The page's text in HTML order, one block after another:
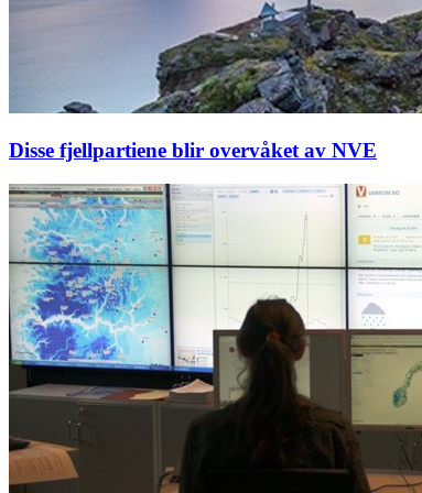
Disse fjellpartiene blir overvåket av NVE